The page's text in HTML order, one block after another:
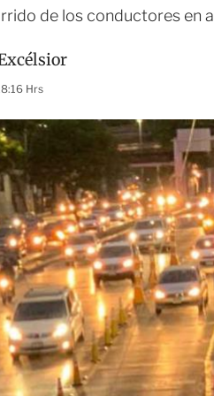
de los conductores en
Hrs